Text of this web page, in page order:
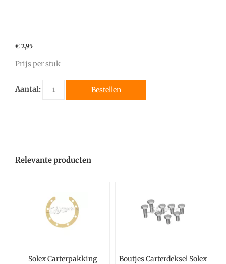
€ 2,95
Prijs per stuk
Aantal: Bestellen
Relevante producten
Solex Carterpakking Boutjes Carterdeksel Solex